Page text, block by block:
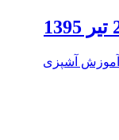
آموزش آشپزی